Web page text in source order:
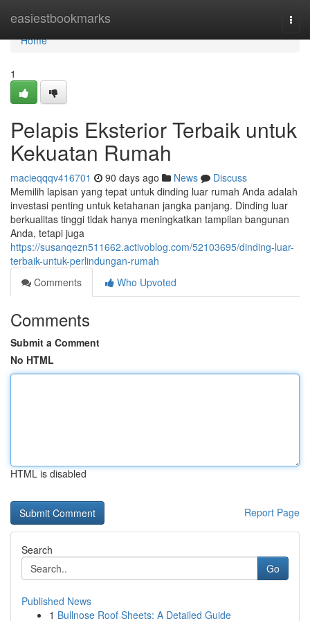
easiestbookmarks
Home
Home
1
Pelapis Eksterior Terbaik untuk
Kekuatan Rumah
macieqqqv416701 90 days ago News
Discuss
Memilih lapisan yang tepat untuk dinding luar rumah Anda adalah
investasi penting untuk ketahanan jangka panjang. Dinding luar
berkualitas tinggi tidak hanya meningkatkan tampilan bangunan
Anda, tetapi juga
https://susanqezn511662.activoblog.com/52103695/dinding-luar-
terbaik-untuk-perlindungan-rumah
Comments
Who Upvoted
Comments
Submit a Comment
No HTML
HTML is disabled
Report Page
Search
Go
Published News
1 Bullnose Roof Sheets: A Detailed Guide